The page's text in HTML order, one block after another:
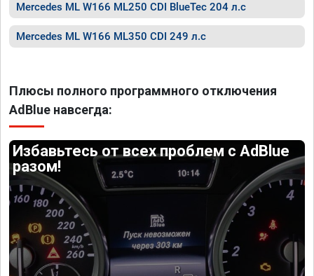
Mercedes ML W166 ML250 CDI BlueTec 204 л.с
Mercedes ML W166 ML350 CDI 249 л.с
Плюсы полного программного отключения
AdBlue навсегда:
Избавьтесь от всех проблем с AdBlue
разом!